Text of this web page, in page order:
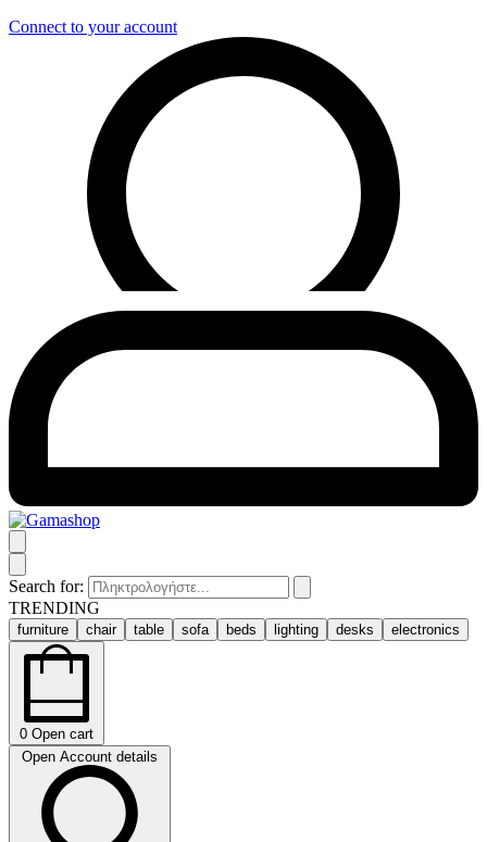
Connect to your account
Search for:
TRENDING
furniture chair table sofa beds lighting desks electronics
0 Open cart
Open Account details